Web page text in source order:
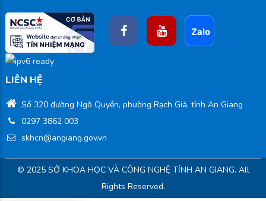
LIÊN HỆ
Số 320 đường Ngô Quyền, phường Rạch Giá, tỉnh An Giang
0297 3862 003
skhcn@angiang.gov.vn
© 2025 SỞ KHOA HỌC VÀ CÔNG NGHỆ TỈNH AN GIANG. All
Rights Reserved.